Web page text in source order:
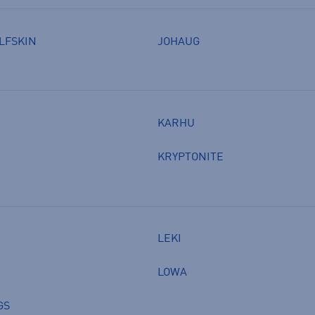
JOHAUG
KARHU
KRYPTONITE
LEKI
LOWA